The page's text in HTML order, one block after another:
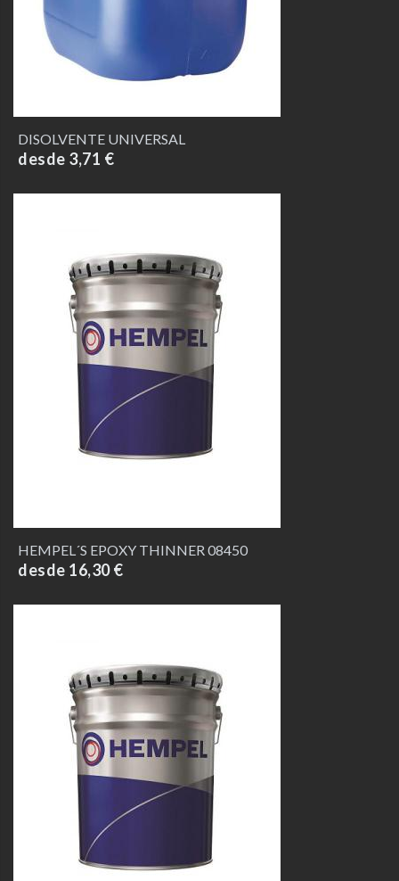
DISOLVENTE UNIVERSAL
desde 3,71 €
HEMPEL´S EPOXY THINNER 08450
desde 16,30 €